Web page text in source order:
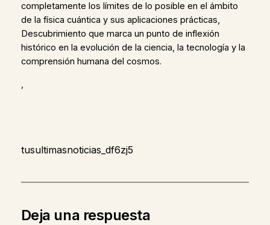
completamente los límites de lo posible en el ámbito
de la física cuántica y sus aplicaciones prácticas,
Descubrimiento que marca un punto de inflexión
histórico en la evolución de la ciencia, la tecnología y la
comprensión humana del cosmos.
,
tusultimasnoticias_df6zj5
Deja una respuesta